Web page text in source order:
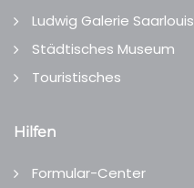
Ludwig Galerie Saarlouis
Städtisches Museum
Touristisches
Hilfen
Formular-Center